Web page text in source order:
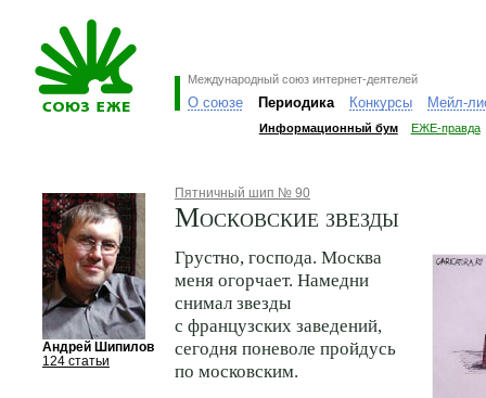
Международный союз интернет-деятелей
О союзе Периодика Конкурсы Мейл-
Информационный бум ЕЖЕ-правда
Андрей Шипилов
124 статьи
Пятничный шип № 90
Московские звезды
Грустно, господа. Москва
меня огорчает. Намедни
снимал звезды
с французских заведений,
сегодня поневоле пройдусь
по московским.